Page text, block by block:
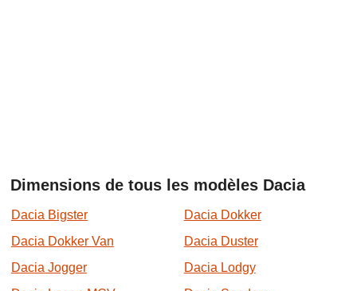
Dimensions de tous les modèles Dacia
Dacia Bigster
Dacia Dokker
Dacia Dokker Van
Dacia Duster
Dacia Jogger
Dacia Lodgy